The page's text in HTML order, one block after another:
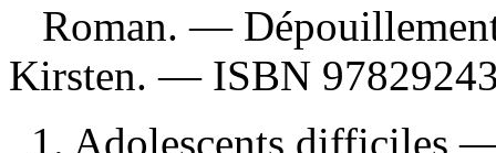
Roman. —
Kirsten. — ISBN
1. Adolescents difficiles